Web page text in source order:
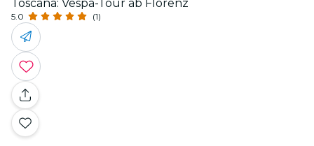
Toscana: Vespa-Tour ab Florenz
5.0 (1)